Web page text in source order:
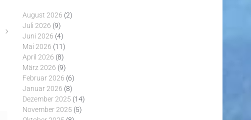
August 2026 (2)
Juli 2026 (9)
Juni 2026 (4)
Mai 2026 (11)
April 2026 (8)
März 2026 (9)
Februar 2026 (6)
Januar 2026 (8)
Dezember 2025 (14)
November 2025 (5)